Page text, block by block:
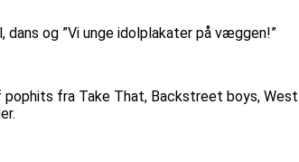
og ”Vi unge idolplakater på væggen!”
fra Take That, Backstreet boys,